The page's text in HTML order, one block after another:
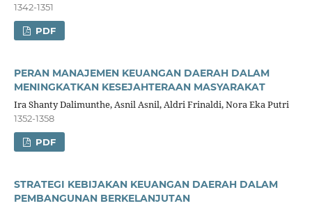
1342-1351
PDF
PERAN MANAJEMEN KEUANGAN DAERAH DALAM
MENINGKATKAN KESEJAHTERAAN MASYARAKAT
Ira Shanty Dalimunthe, Asnil Asnil, Aldri Frinaldi, Nora Eka Putri
1352-1358
PDF
STRATEGI KEBIJAKAN KEUANGAN DAERAH DALAM
PEMBANGUNAN BERKELANJUTAN